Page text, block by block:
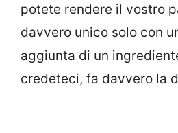
potete rendere il vostro
davvero unico solo con
aggiunta di un
credeteci, fa davvero la